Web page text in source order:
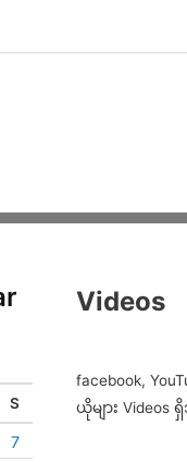
S
7
Videos
facebook,
ယိုများ Videos